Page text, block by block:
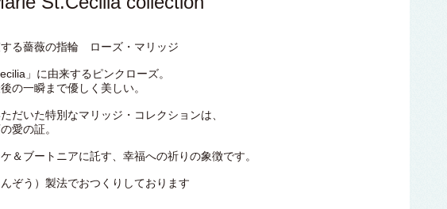
る薔薇の指輪 ローズ・マリッジ
」に由来するピンクローズ。
の一瞬まで優しく美しい。
だいた特別なマリッジ・コレクションは、
愛の証。
＆ブートニアに託す、幸福への祈りの象徴です。
ぞう）製法でおつくりしております